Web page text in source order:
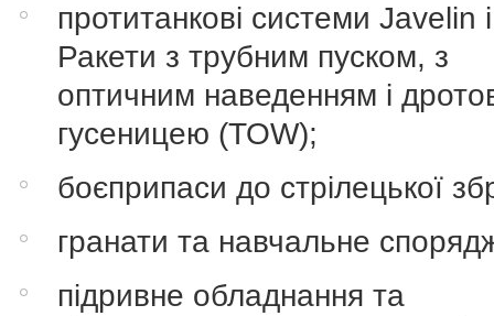
протитанкові системи Javelin
Ракети з трубним пуском, з
оптичним наведенням і
гусеницею (TOW);
боєприпаси до стрілецької
гранати та навчальне
підривне обладнання та